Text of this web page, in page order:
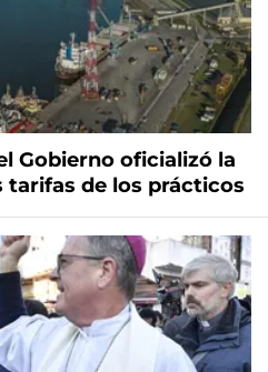
Gobierno oficializó la
tarifas de los prácticos